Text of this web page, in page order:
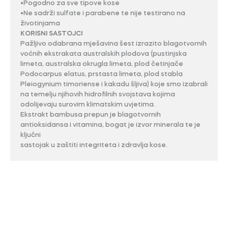
•Pogodno za sve tipove kose
•Ne sadrži sulfate i parabene te nije testirano na
životinjama
KORISNI SASTOJCI
Pažljivo odabrana mješavina šest izrazito blagotvornih
voćnih ekstrakata australskih plodova (pustinjska
limeta, australska okrugla limeta, plod četinjače
Podocarpus elatus, prstasta limeta, plod stabla
Pleiogynium timoriense i kakadu šljiva) koje smo izabrali
na temelju njihovih hidrofilnih svojstava kojima
odolijevaju surovim klimatskim uvjetima.
Ekstrakt bambusa prepun je blagotvornih
antioksidansa i vitamina, bogat je izvor minerala te je
ključni
sastojak u zaštiti integriteta i zdravlja kose.